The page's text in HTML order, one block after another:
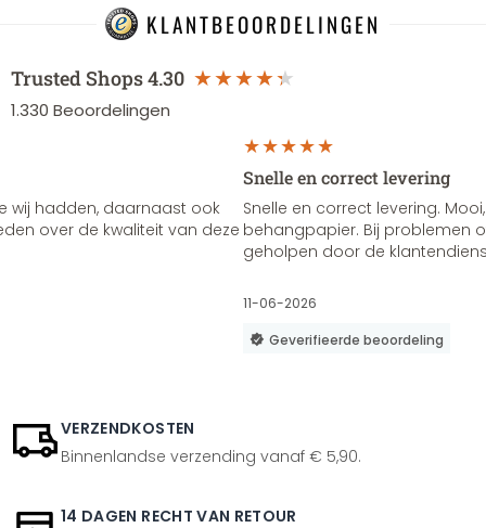
KLANTBEOORDELINGEN
Trusted Shops4.30
1.330 Beoordelingen
wij hadden, daarnaast ook
over de kwaliteit van deze
Snelle en correct levering
Snelle en correct levering.
behangpapier. Bij problemen
geholpen door de
11-06-2026
Geverifieerde beoordeling
VERZENDKOSTEN
Binnenlandse verzending vanaf € 5,90.
14 DAGEN RECHT VAN RETOUR